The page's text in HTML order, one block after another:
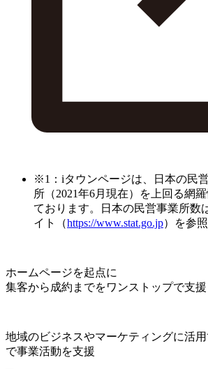
※1：iタウンページは、日本の民
所（2021年6月現在）を上回る網
ております。日本の民営事業所数
イト（https://www.stat.go.jp）を参照
ホームページを起点に
集客から成約までをワンストップで支援
地域のビジネスやマーケティングに活
で事業活動を支援